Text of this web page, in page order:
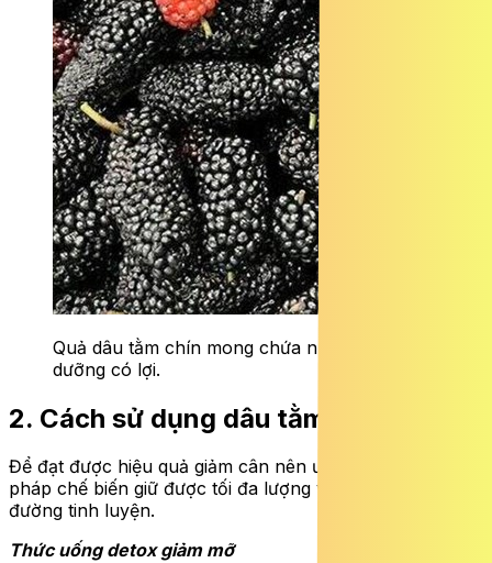
Quả dâu tằm chín mong chứa nhiều chất dinh
dưỡng có lợi.
2. Cách sử dụng dâu tằm giảm cân
Để đạt được hiệu quả giảm cân nên ưu tiên các phương
pháp chế biến giữ được tối đa lượng vitamin và hạn chế
đường tinh luyện.
Thức uống detox giảm mỡ